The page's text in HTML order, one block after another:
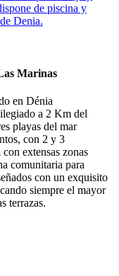
Marinas
en Dénia
a 2 Km del
playas del mar
con 2 y 3
extensas zonas
comunitaria para
con un exquisito
siempre el mayor
terrazas.